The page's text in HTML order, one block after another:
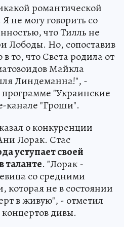
романтической
не могу говорить со
что Тилль не
Лободы. Но, сопоставив
то, что Света родила от
Майкла
Линдеманна!", -
"Украинские
канале "Гроши".
о конкуренции
Лорак. Стас
уступает своей
таланте. "Лорак -
со средними
не в состоянии
в живую", - отметил
дивы.